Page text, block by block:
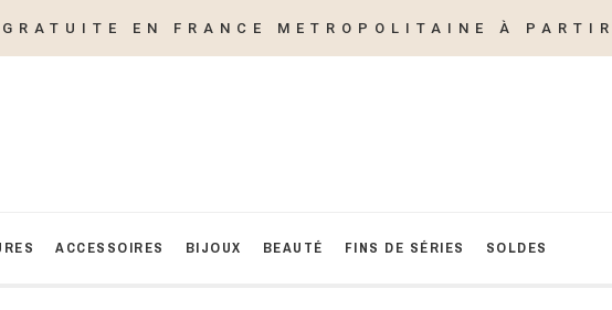
EN FRANCE METROPOLITAINE À
ACCESSOIRES BIJOUX BEAUTÉ FINS DE SÉRIES SOLDES